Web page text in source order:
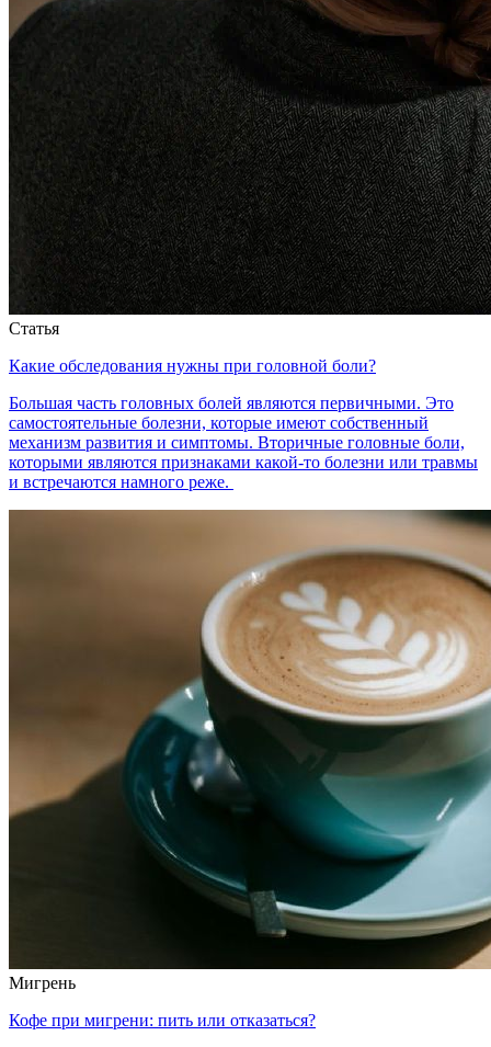
Статья
Какие обследования нужны при головной боли?
Большая часть головных болей являются первичными. Это
самостоятельные болезни, которые имеют собственный
механизм развития и симптомы. Вторичные головные боли,
которыми являются признаками какой-то болезни или травмы
и встречаются намного реже.
Мигрень
Кофе при мигрени: пить или отказаться?